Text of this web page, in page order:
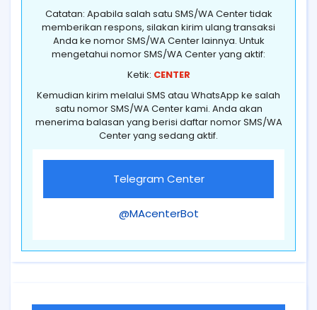
Catatan: Apabila salah satu SMS/WA Center tidak
memberikan respons, silakan kirim ulang transaksi
Anda ke nomor SMS/WA Center lainnya. Untuk
mengetahui nomor SMS/WA Center yang aktif:
Ketik: CENTER
Kemudian kirim melalui SMS atau WhatsApp ke salah
satu nomor SMS/WA Center kami. Anda akan
menerima balasan yang berisi daftar nomor SMS/WA
Center yang sedang aktif.
Telegram Center
@MAcenterBot